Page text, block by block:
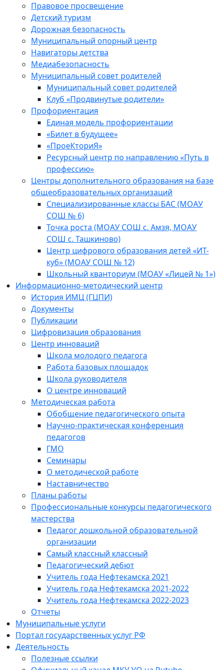
Правовое просвещение
Детский туризм
Дорожная безопасность
Муниципальный опорный центр
Навигаторы детства
Медиабезопасность
Мyниципальный совет родителей
Муниципальный совет родителей
Клуб «Продвинутые родители»
Профориентация
Единая модель профориентации
«Билет в будущее»
«ПроеКториЯ»
Ресурсный центр по направлению «Путь в
профессию»
Центры дополнительного образования на базе
общеобразовательных организаций
Специализированные классы БАС (МОАУ
СОШ № 6)
Точка роста (МОАУ СОШ с. Амзя, МОАУ
СОШ с. Ташкиново)
Центр цифрового образования детей «ИТ-
куб» (МОАУ СОШ № 12)
Школьный кванториум (МОАУ «Лицей № 1»)
Информационно-методический центр
История ИМЦ (ГЦПИ)
Документы
Публикации
Цифровизация образования
Центр инноваций
Школа молодого педагога
Работа базовых площадок
Школа руководителя
О центре инноваций
Методическая работа
Обобщение педагогического опыта
Научно-практическая конференция
педагогов
ГМО
Семинары
О методической работе
Наставничество
Планы работы
Профессиональные конкурсы педагогического
мастерства
Педагог дошкольной образовательной
организации
Самый классный классный
Педагогический дебют
Учитель года Нефтекамска 2021
Учитель года Нефтекамска 2021-2022
Учитель года Нефтекамска 2022-2023
Отчеты
Муниципальные услуги
Портал государственных услуг РФ
Деятельность
Полезные ссылки